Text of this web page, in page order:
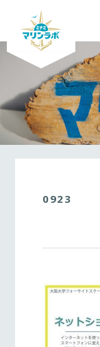
0923